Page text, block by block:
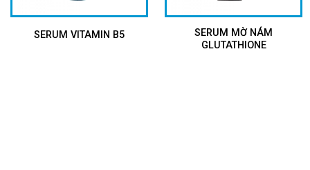
SERUM VITAMIN B5
SERUM MỜ NÁM
GLUTATHIONE